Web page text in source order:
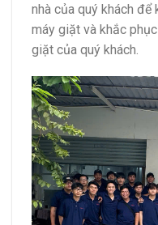
nhà của quý khách
máy giặt và khắc
giặt của quý khách.